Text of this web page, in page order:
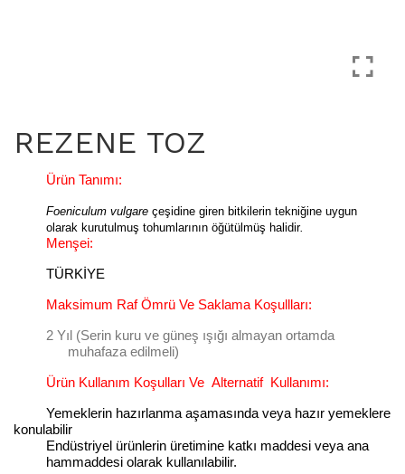
REZENE TOZ
Ürün Tanımı:
Foeniculum vulgare çeşidine giren bitkilerin tekniğine uygun
olarak kurutulmuş tohumlarının öğütülmüş halidir.
Menşei:
TÜRKİYE
Maksimum Raf Ömrü Ve Saklama Koşullları:
2 Yıl (Serin kuru ve güneş ışığı almayan ortamda
muhafaza edilmeli)
Ürün Kullanım Koşulları Ve Alternatif Kullanımı:
Yemeklerin hazırlanma aşamasında veya hazır yemeklere
konulabilir
Endüstriyel ürünlerin üretimine katkı maddesi veya ana
hammaddesi olarak kullanılabilir.